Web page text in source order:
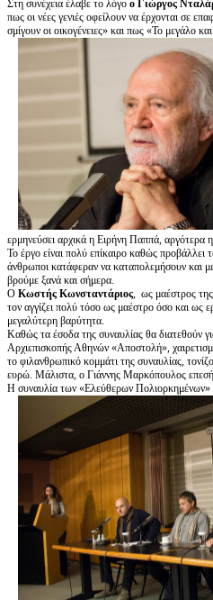
Στη συνέχεια έλαβε το λόγο ο Γιώργος
πως οι νέες γενιές οφείλουν να έρχονται σε
σμίγουν οι οικογένειες» και πως «Το μεγάλο
ερμηνεύσει αρχικά η Ειρήνη Παππά, αργότερα
Το έργο είναι πολύ επίκαιρο καθώς
άνθρωποι κατάφεραν να καταπολεμήσουν και
βρούμε ξανά και σήμερα.
Ο Κωστής Κωνσταντάριος, ως μαέστρος
τον αγγίζει πολύ τόσο ως μαέστρο όσο και ως
μεγαλύτερη βαρύτητα.
Καθώς τα έσοδα της συναυλίας θα διατεθούν
Αρχιεπισκοπής Αθηνών «Αποστολή»,
το φιλανθρωπικό κομμάτι της συναυλίας,
ευρώ. Μάλιστα, ο Γιάννης Μαρκόπουλος
Η συναυλία των «Ελεύθερων